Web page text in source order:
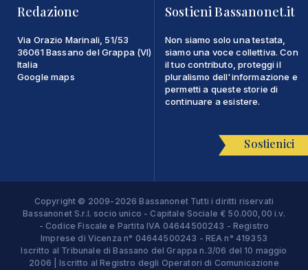
Redazione
Via Orazio Marinali, 51/53
36061 Bassano del Grappa (VI)
Italia
Google maps
Sostieni Bassanonet.it
Non siamo solo una testata,
siamo una voce collettiva. Con
il tuo contributo, proteggi il
pluralismo dell'informazione e
permetti a queste storie di
continuare a esistere.
Sostienici
Copyright © 2009-2026 Bassanonet Tutti i diritti riservati
Bassanonet S.r.l. socio unico - Capitale Sociale € 50.000,00 i.v.
- Codice Fiscale e Partita IVA 04644500243 - Registro
Imprese di Vicenza n° 04644500243 - REA n° 419353
Iscritto al Tribunale di Bassano del Grappa n.3/06 del 10 maggio
2006 | Iscritto al Registro degli Operatori di Comunicazione